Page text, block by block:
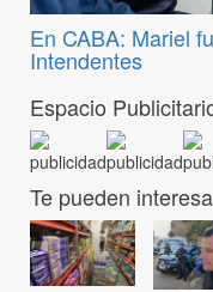
En CABA: Mariel
Intendentes
Espacio
Te pueden